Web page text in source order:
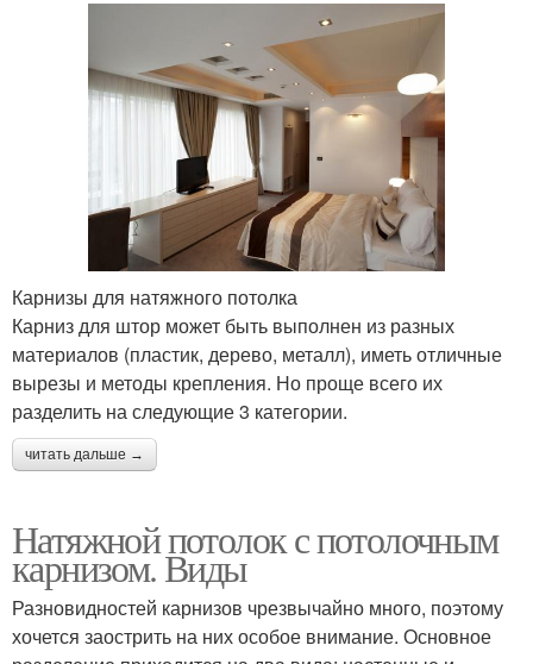
Карнизы для натяжного потолка
Карниз для штор может быть выполнен из разных
материалов (пластик, дерево, металл), иметь отличные
вырезы и методы крепления. Но проще всего их
разделить на следующие 3 категории.
читать дальше →
Натяжной потолок с потолочным
карнизом. Виды
Разновидностей карнизов чрезвычайно много, поэтому
хочется заострить на них особое внимание. Основное